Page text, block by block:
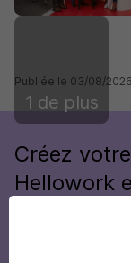
1 de plus
Publiée le 03/08/
Créez
Hellowork
sur le